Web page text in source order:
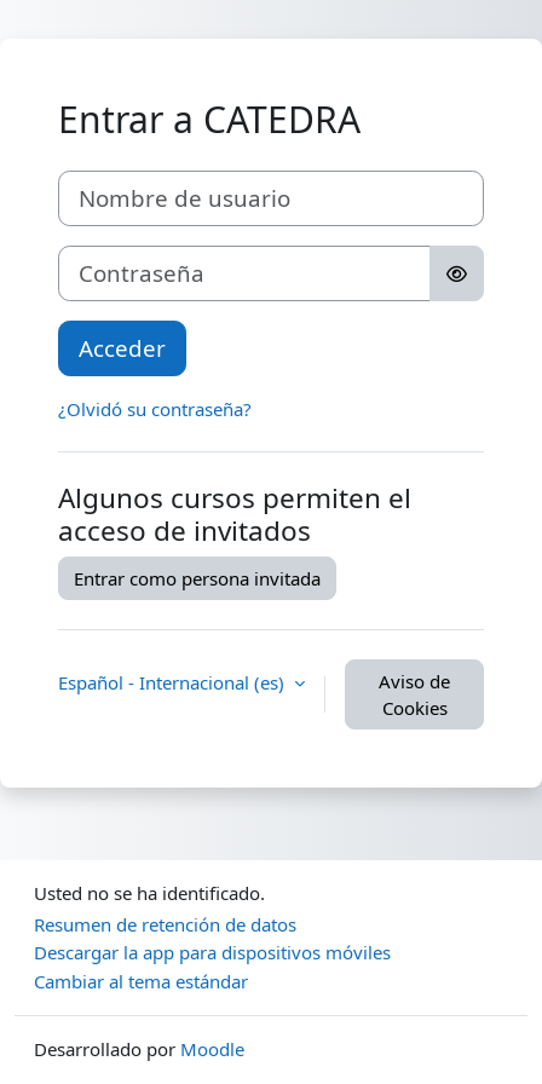
Entrar a CATEDRA
Nombre de usuario
Contraseña
Acceder
¿Olvidó su contraseña?
Algunos cursos permiten el
acceso de invitados
Entrar como persona invitada
Español - Internacional ‎(es)‎
Aviso de
Cookies
Usted no se ha identificado.
Resumen de retención de datos
Descargar la app para dispositivos móviles
Cambiar al tema estándar
Desarrollado por Moodle